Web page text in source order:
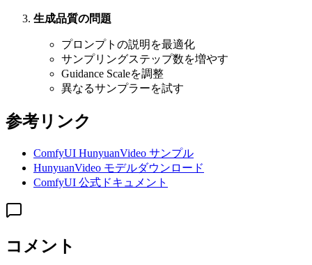
生成品質の問題
プロンプトの説明を最適化
サンプリングステップ数を増やす
Guidance Scaleを調整
異なるサンプラーを試す
参考リンク
ComfyUI HunyuanVideo サンプル
HunyuanVideo モデルダウンロード
ComfyUI 公式ドキュメント
コメント